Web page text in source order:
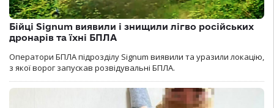
Бійці Signum виявили і знищили лігво російських
дронарів та їхні БПЛА
Оператори БПЛА підрозділу Signum виявили та уразили локацію,
з якої ворог запускав розвідувальні БПЛА.